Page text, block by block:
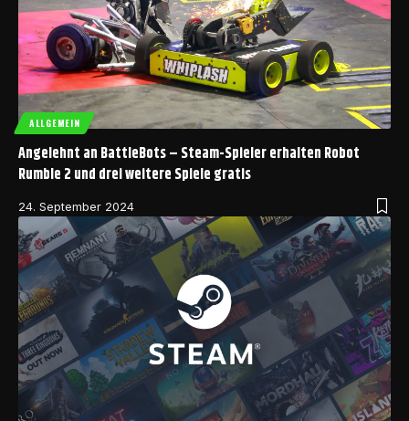
ALLGEMEIN
Angelehnt an BattleBots – Steam-Spieler erhalten Robot
Rumble 2 und drei weitere Spiele gratis
24. September 2024